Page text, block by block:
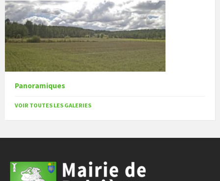
Panoramiques
VOIR TOUTES LES GALERIES